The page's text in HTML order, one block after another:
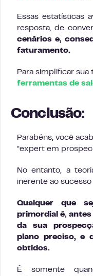
Essas estatísticas
resposta, de
cenários e,
faturamento.
Para simplificar sua
ferramentas de
Conclusão:
Parabéns, você
“expert em
No entanto, a
inerente ao
Qualquer que
primordial é,
da sua
plano preciso, e
obtidos.
É somente